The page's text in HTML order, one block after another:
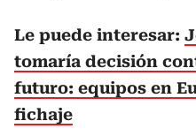
Le puede interesar:
tomaría decisión
futuro: equipos en
fichaje